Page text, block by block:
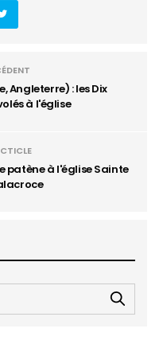
Angleterre) : les Dix
à l'église
patène à l'église Sainte